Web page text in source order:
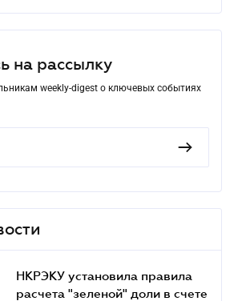
на рассылку
weekly-digest о ключевых событиях
НКРЭКУ установила правила
расчета "зеленой" доли в счете